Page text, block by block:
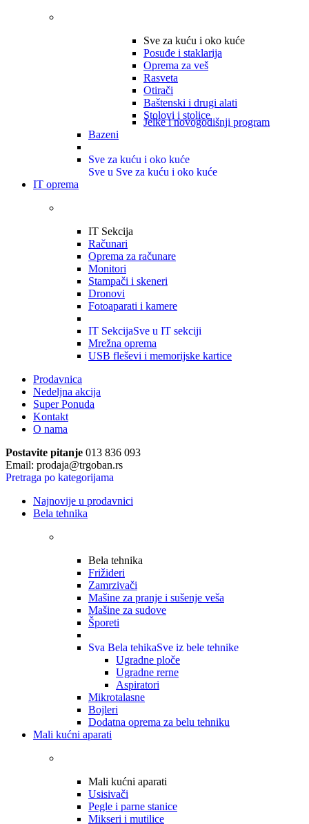
Sve za kuću i oko kuće
Posuđe i staklarija
Oprema za veš
Rasveta
Otirači
Baštenski i drugi alati
Stolovi i stolice
Jelke i novogodišnji program
Bazeni
Sve za kuću i oko kuće
Sve u Sve za kuću i oko kuće
IT oprema
IT Sekcija
Računari
Oprema za računare
Monitori
Stampači i skeneri
Dronovi
Fotoaparati i kamere
IT SekcijaSve u IT sekciji
Mrežna oprema
USB fleševi i memorijske kartice
Prodavnica
Nedeljna akcija
Super Ponuda
Kontakt
O nama
Postavite pitanje 013 836 093
Email: prodaja@trgoban.rs
Pretraga po kategorijama
Najnovije u prodavnici
Bela tehnika
Bela tehnika
Frižideri
Zamrzivači
Mašine za pranje i sušenje veša
Mašine za sudove
Šporeti
Sva Bela tehikaSve iz bele tehnike
Ugradne ploče
Ugradne rerne
Aspiratori
Mikrotalasne
Bojleri
Dodatna oprema za belu tehniku
Mali kućni aparati
Mali kućni aparati
Usisivači
Pegle i parne stanice
Mikseri i mutilice